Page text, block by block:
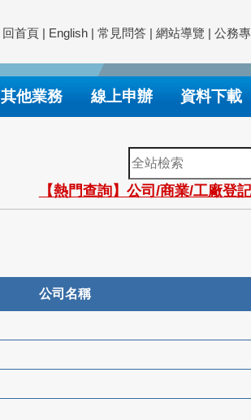
回首頁 | English | 常見問答 | 網站導覽 | 公務
其他業務 線上申辦 資料下載
全
站
檢
索
【熱門查詢】公司/商業/工廠登
公司名稱